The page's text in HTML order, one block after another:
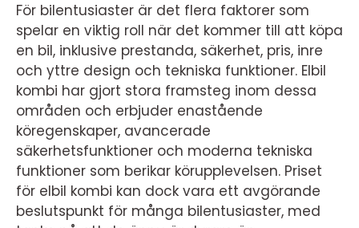
För bilentusiaster är det flera faktorer som
spelar en viktig roll när det kommer till att köpa
en bil, inklusive prestanda, säkerhet, pris, inre
och yttre design och tekniska funktioner. Elbil
kombi har gjort stora framsteg inom dessa
områden och erbjuder enastående
köregenskaper, avancerade
säkerhetsfunktioner och moderna tekniska
funktioner som berikar körupplevelsen. Priset
för elbil kombi kan dock vara ett avgörande
beslutspunkt för många bilentusiaster, med